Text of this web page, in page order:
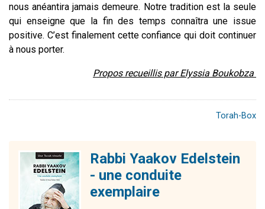
nous anéantira jamais demeure. Notre tradition est la seule
qui enseigne que la fin des temps connaîtra une issue
positive. C’est finalement cette confiance qui doit continuer
à nous porter.
Propos recueillis par Elyssia Boukobza
Torah-Box
Rabbi Yaakov Edelstein
- une conduite
exemplaire